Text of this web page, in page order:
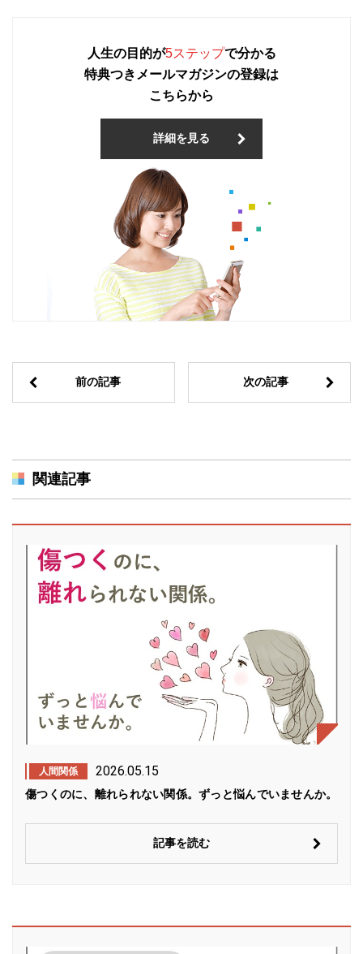
人生の目的が5ステップで分かる
特典つきメールマガジンの登録は
こちらから
詳細を見る
前の記事 次の記事
関連記事
人間関係 2026.05.15
傷つくのに、離れられない関係。ずっと悩んでいませんか。
記事を読む